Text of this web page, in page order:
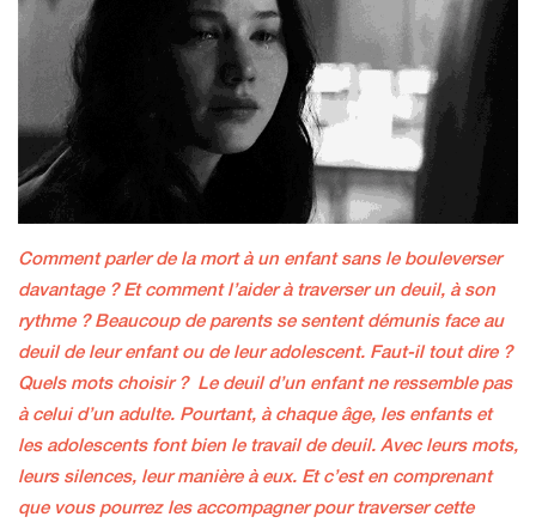
Comment parler de la mort à un enfant sans le bouleverser
davantage ? Et comment l’aider à traverser un deuil, à son
rythme ? Beaucoup de parents se sentent démunis face au
deuil de leur enfant ou de leur adolescent. Faut-il tout dire ?
Quels mots choisir ? Le deuil d’un enfant ne ressemble pas
à celui d’un adulte. Pourtant, à chaque âge, les enfants et
les adolescents font bien le travail de deuil. Avec leurs mots,
leurs silences, leur manière à eux. Et c’est en comprenant
que vous pourrez les accompagner pour traverser cette